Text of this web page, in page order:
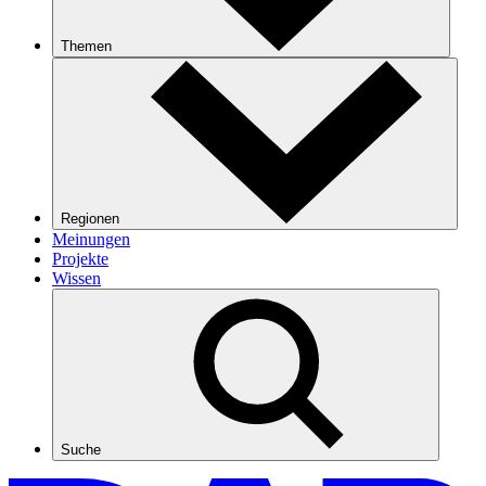
Themen
Regionen
Meinungen
Projekte
Wissen
Suche